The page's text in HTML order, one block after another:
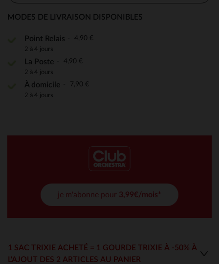
MODES DE LIVRAISON DISPONIBLES
Point Relais 4,90 €
2 à 4 jours
La Poste 4,90 €
2 à 4 jours
À domicile 7,90 €
2 à 4 jours
je m'abonne pour 3,99€/mois*
1 SAC TRIXIE ACHETÉ = 1 GOURDE TRIXIE À -50% À
L'AJOUT DES 2 ARTICLES AU PANIER